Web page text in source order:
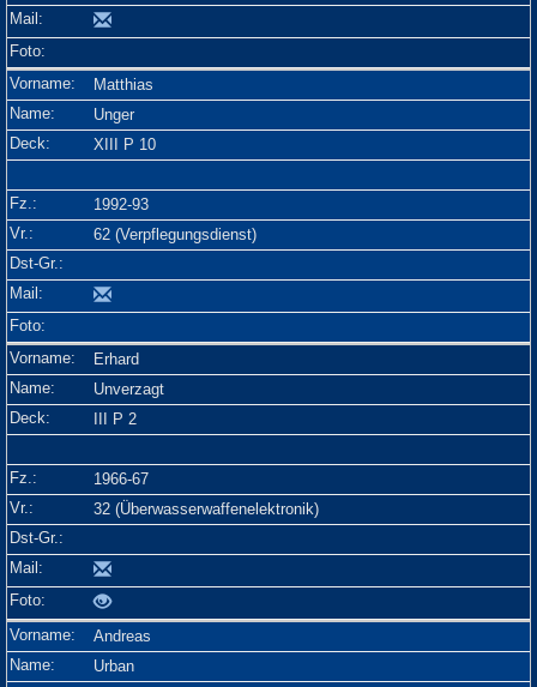
Matthias
Unger
XIII P 10
1992-93
62 (Verpflegungsdienst)
Erhard
Unverzagt
III P 2
1966-67
32 (Überwasserwaffenelektronik)
Andreas
Urban